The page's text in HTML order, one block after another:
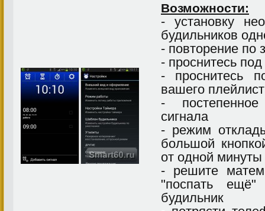
Возможности:
- установку
будильников
- повторение по
- проснитесь
- проснитесь
вашего
- постепенное
сигнала
- режим
большой
от одной
- решите
"поспать
будильник